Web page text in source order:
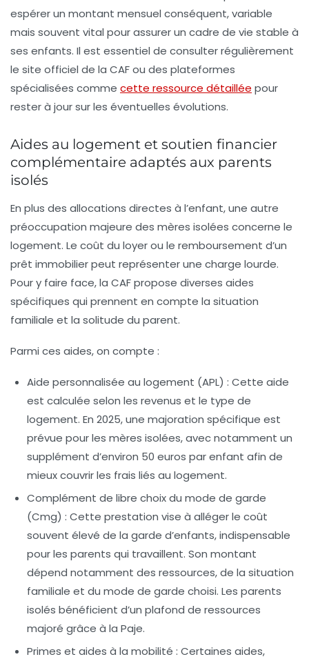
espérer un montant mensuel conséquent, variable
mais souvent vital pour assurer un cadre de vie stable à
ses enfants. Il est essentiel de consulter régulièrement
le site officiel de la CAF ou des plateformes
spécialisées comme cette ressource détaillée pour
rester à jour sur les éventuelles évolutions.
Aides au logement et soutien financier
complémentaire adaptés aux parents
isolés
En plus des allocations directes à l’enfant, une autre
préoccupation majeure des mères isolées concerne le
logement. Le coût du loyer ou le remboursement d’un
prêt immobilier peut représenter une charge lourde.
Pour y faire face, la CAF propose diverses aides
spécifiques qui prennent en compte la situation
familiale et la solitude du parent.
Parmi ces aides, on compte :
Aide personnalisée au logement (APL) : Cette aide
est calculée selon les revenus et le type de
logement. En 2025, une majoration spécifique est
prévue pour les mères isolées, avec notamment un
supplément d’environ 50 euros par enfant afin de
mieux couvrir les frais liés au logement.
Complément de libre choix du mode de garde
(Cmg) : Cette prestation vise à alléger le coût
souvent élevé de la garde d’enfants, indispensable
pour les parents qui travaillent. Son montant
dépend notamment des ressources, de la situation
familiale et du mode de garde choisi. Les parents
isolés bénéficient d’un plafond de ressources
majoré grâce à la Paje.
Primes et aides à la mobilité : Certaines aides,